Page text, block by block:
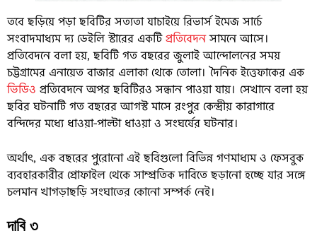
তবে ছড়িয়ে পড়া ছবিটির সত্যতা যাচাইয়ে রিভার্স ইমেজ সার্চে
সংবাদমাধ্যম দ্য ডেইলি স্টারের একটিপ্রতিবেদনসামনে আসে।
প্রতিবেদনে বলা হয়, ছবিটি গত বছরের জুলাই আন্দোলনের সময়
চট্টগ্রামের এনায়েত বাজার এলাকা থেকে তোলা। দৈনিক ইত্তেফাকের এক
ভিডিও প্রতিবেদনে অপর ছবিটিরও সন্ধান পাওয়া যায়। সেখানে বলা হয়
ছবির ঘটনাটি গত বছরের আগস্ট মাসে রংপুর কেন্দ্রীয় কারাগারে
বন্দিদের মধ্যে ধাওয়া-পাল্টা ধাওয়া ও সংঘর্ষের ঘটনার।
অর্থাৎ, এক বছরের পুরোনো এই ছবিগুলো বিভিন্ন গণমাধ্যম ও ফেসবুক
ব্যবহারকারীর প্রোফাইল থেকে সাম্প্রতিক দাবিতে ছড়ানো হচ্ছে যার সঙ্গে
চলমান খাগড়াছড়ি সংঘাতের কোনো সম্পর্ক নেই।
দাবি ৩